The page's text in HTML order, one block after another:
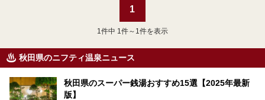
1
1 件中 1件～1件を表示
秋田県のニフティ温泉ニュース
秋田県のスーパー銭湯おすすめ15選【2025年最新
版】